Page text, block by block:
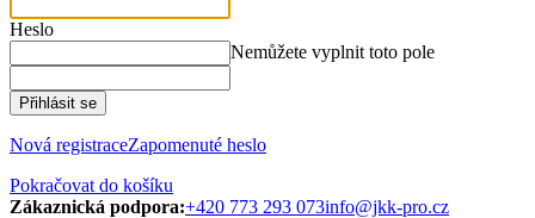
Heslo
Nemůžete vyplnit toto pole
Přihlásit se
Nová registraceZapomenuté heslo
Pokračovat do košíku
Zákaznická podpora:+420 773 293 073info@jkk-pro.cz